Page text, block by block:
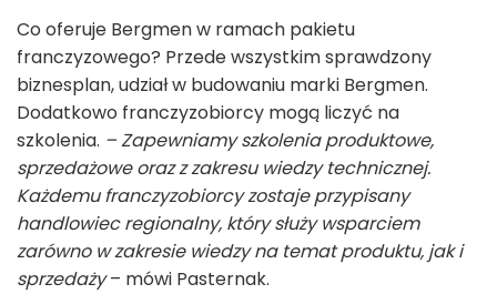
Co oferuje Bergmen w ramach pakietu
franczyzowego? Przede wszystkim sprawdzony
biznesplan, udział w budowaniu marki Bergmen.
Dodatkowo franczyzobiorcy mogą liczyć na
szkolenia. – Zapewniamy szkolenia produktowe,
sprzedażowe oraz z zakresu wiedzy technicznej.
Każdemu franczyzobiorcy zostaje przypisany
handlowiec regionalny, który służy wsparciem
zarówno w zakresie wiedzy na temat produktu, jak i
sprzedaży– mówi Pasternak.